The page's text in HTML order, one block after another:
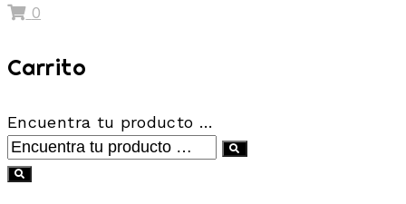
0
Carrito
Encuentra tu producto …